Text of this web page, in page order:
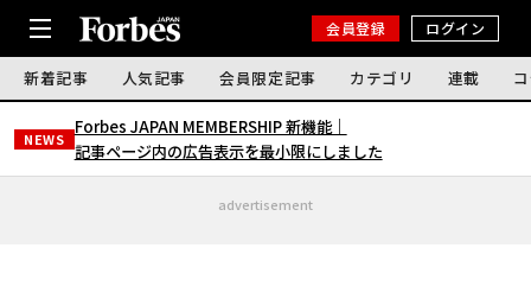
会員登録 ログイン
新着記事 人気記事 会員限定記事 カテゴリ 連載
NEWS
Forbes JAPAN MEMBERSHIP 新機能｜
記事ページ内の広告表示を最小限にしました
advertisement